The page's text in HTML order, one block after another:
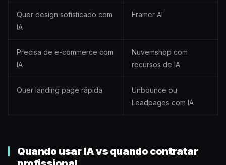
Quer design sofisticado com
IA
Framer AI
Precisa de e-commerce com
IA
Nuvemshop com
recursos de IA
Quer landing page rápida
Unbounce ou
Leadpages com IA
Quando usar IA vs quando contratar